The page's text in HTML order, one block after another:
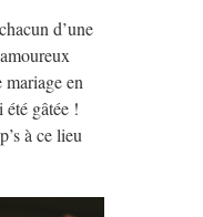
d’une
en
gâtée !
à ce lieu